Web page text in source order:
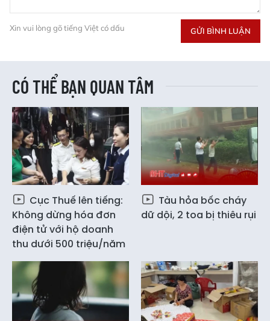
Xin vui lòng gõ tiếng Việt có dấu GỬI BÌNH LUẬN
CÓ THỂ BẠN QUAN TÂM
Cục Thuế lên tiếng:
Không dừng hóa đơn
điện tử với hộ doanh
thu dưới 500 triệu/năm
Tàu hỏa bốc cháy
dữ dội, 2 toa bị thiêu rụi